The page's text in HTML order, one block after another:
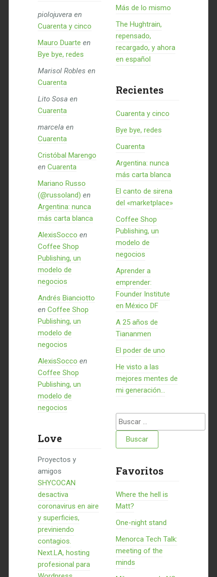
piolojuvera en
Cuarenta y cinco
Mauro Duarte en
Bye bye, redes
Marisol Robles en
Cuarenta
Lito Sosa en
Cuarenta
marcela en
Cuarenta
Cristóbal Marengo
en Cuarenta
Mariano Russo
(@russoland) en
Argentina: nunca
más carta blanca
AlexisSocco en
Coffee Shop
Publishing, un
modelo de
negocios
Andrés Bianciotto
en Coffee Shop
Publishing, un
modelo de
negocios
AlexisSocco en
Coffee Shop
Publishing, un
modelo de
negocios
Love
Proyectos y
amigos
SHYCOCAN
desactiva
coronavirus en aire
y superficies,
previniendo
contagios.
Next.LA, hosting
profesional para
Más de lo mismo
The Hughtrain,
repensado,
recargado, y ahora
en español
Recientes
Cuarenta y cinco
Bye bye, redes
Cuarenta
Argentina: nunca
más carta blanca
El canto de sirena
del «marketplace»
Coffee Shop
Publishing, un
modelo de
negocios
Aprender a
emprender:
Founder Institute
en México DF
A 25 años de
Tiananmen
El poder de uno
He visto a las
mejores mentes de
mi generación…
Buscar:
Favoritos
Where the hell is
Matt?
One-night stand
Menorca Tech Talk:
meeting of the
minds